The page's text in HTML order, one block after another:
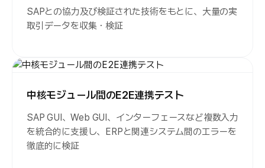
SAPとの協力及び検証された技術をもとに、大量の実
取引データを収集・検証
中核モジュール間のE2E連携テスト
SAP GUI、Web GUI、インターフェースなど複数入力
を統合的に支援し、ERPと関連システム間のエラーを
徹底的に検証